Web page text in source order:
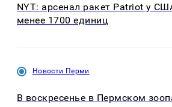
NYT: арсенал ракет Patriot у
менее 1700 единиц
Новости Перми
В воскресенье в Пермском